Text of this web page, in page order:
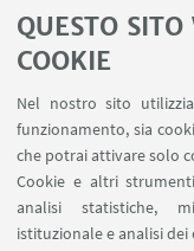
QUESTO
COOKIE
Nel nostro sito
funzionamento, sia
che potrai attivare solo
Cookie e altri
analisi statistiche,
istituzionale e analisi
SC e IM
Handling
Inserimento
Carrello